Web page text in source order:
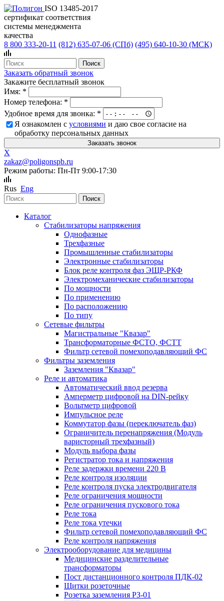
ISO 13485-2017
сертификат соответствия
системы менеджмента
качества
8 800 333-20-11 (812) 635-07-06 (СПб) (495) 640-10-30 (МСК)
Заказать обратный звонок
Закажите бесплатный звонок
Имя: *
Номер телефона: *
Удобное время для звонка: *
Я ознакомлен сусловиями и даю свое согласие на
обработку персональных данных
X
zakaz@poligonspb.ru
Режим работы: Пн-Пт 9:00-17:30
Rus Eng
Каталог
Стабилизаторы напряжения
Однофазные
Трехфазные
Промышленные стабилизаторы
Электронные стабилизаторы
Блок реле контроля фаз ЭЩР-РКФ
Электромеханические стабилизаторы
По мощности
По применению
По расположению
По типу
Сетевые фильтры
Магистральные "Квазар"
Трансформаторные ФСТО, ФСТТ
Фильтр сетевой помехоподавляющий ФС
Фильтры заземления
Заземления "Квазар"
Реле и автоматика
Автоматический ввод резерва
Амперметр цифровой на DIN-рейку
Вольтметр цифровой
Импульсное реле
Коммутатор фазы (переключатель фаз)
Ограничитель перенапряжения (Модуль
варисторный трехфазный)
Модуль выбора фазы
Регистратор тока и напряжения
Реле задержки времени 220 В
Реле контроля изоляции
Реле контроля пуска электродвигателя
Реле ограничения мощности
Реле ограничения пускового тока
Реле тока
Реле тока утечки
Фильтр сетевой помехоподавляющий ФС
Реле контроля напряжения
Электрооборудование для медицины
Медицинские разделительные
трансформаторы
Пост дистанционного контроля ПДК-02
Щитки розеточные
Розетка заземления РЗ-01